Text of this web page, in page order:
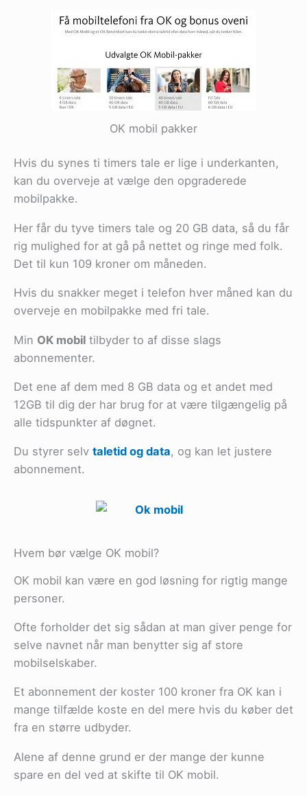
OK mobil pakker
Hvis du synes ti timers tale er lige i underkanten,
kan du overveje at vælge den opgraderede
mobilpakke.
Her får du tyve timers tale og 20 GB data, så du får
rig mulighed for at gå på nettet og ringe med folk.
Det til kun 109 kroner om måneden.
Hvis du snakker meget i telefon hver måned kan du
overveje en mobilpakke med fri tale.
Min OK mobil tilbyder to af disse slags
abonnementer.
Det ene af dem med 8 GB data og et andet med
12GB til dig der har brug for at være tilgængelig på
alle tidspunkter af døgnet.
Du styrer selv taletid og data, og kan let justere
abonnement.
Hvem bør vælge OK mobil?
OK mobil kan være en god løsning for rigtig mange
personer.
Ofte forholder det sig sådan at man giver penge for
selve navnet når man benytter sig af store
mobilselskaber.
Et abonnement der koster 100 kroner fra OK kan i
mange tilfælde koste en del mere hvis du køber det
fra en større udbyder.
Alene af denne grund er der mange der kunne
spare en del ved at skifte til OK mobil.